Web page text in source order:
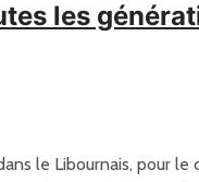
les
le Libournais, pour